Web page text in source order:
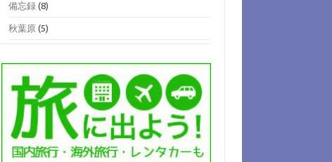
備忘録 (8)
秋葉原 (5)